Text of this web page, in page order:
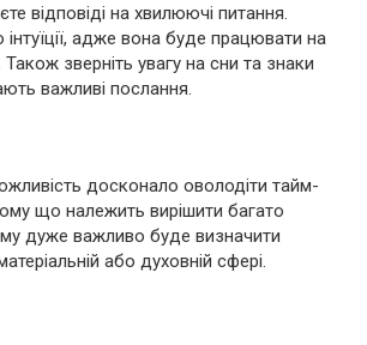
відповіді на хвилюючі питання.
адже вона буде працювати на
зверніть увагу на сни та знаки
важливі послання.
досконало оволодіти тайм-
що належить вирішити багато
дуже важливо буде визначити
або духовній сфері.